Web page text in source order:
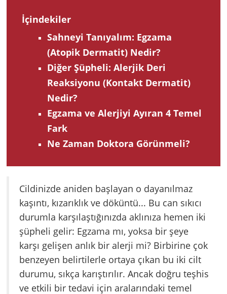
İçindekiler
Sahneyi Tanıyalım: Egzama
(Atopik Dermatit) Nedir?
Diğer Şüpheli: Alerjik Deri
Reaksiyonu (Kontakt Dermatit)
Nedir?
Egzama ve Alerjiyi Ayıran 4 Temel
Fark
Ne Zaman Doktora Görünmeli?
Cildinizde aniden başlayan o dayanılmaz
kaşıntı, kızarıklık ve döküntü... Bu can sıkıcı
durumla karşılaştığınızda aklınıza hemen iki
şüpheli gelir: Egzama mı, yoksa bir şeye
karşı gelişen anlık bir alerji mi? Birbirine çok
benzeyen belirtilerle ortaya çıkan bu iki cilt
durumu, sıkça karıştırılır. Ancak doğru teşhis
ve etkili bir tedavi için aralarındaki temel